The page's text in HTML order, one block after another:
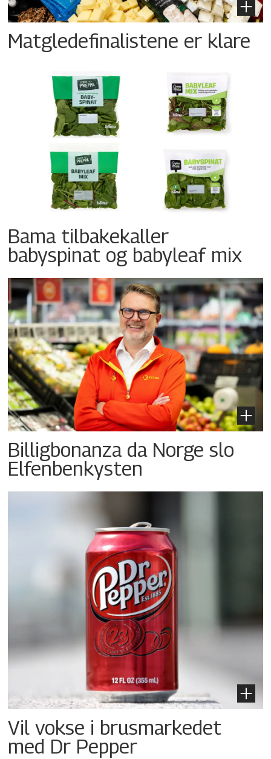
Matgledefinalistene er klare
Bama tilbakekaller
babyspinat og babyleaf mix
Billigbonanza da Norge slo
Elfenbenkysten
Vil vokse i brusmarkedet
med Dr Pepper